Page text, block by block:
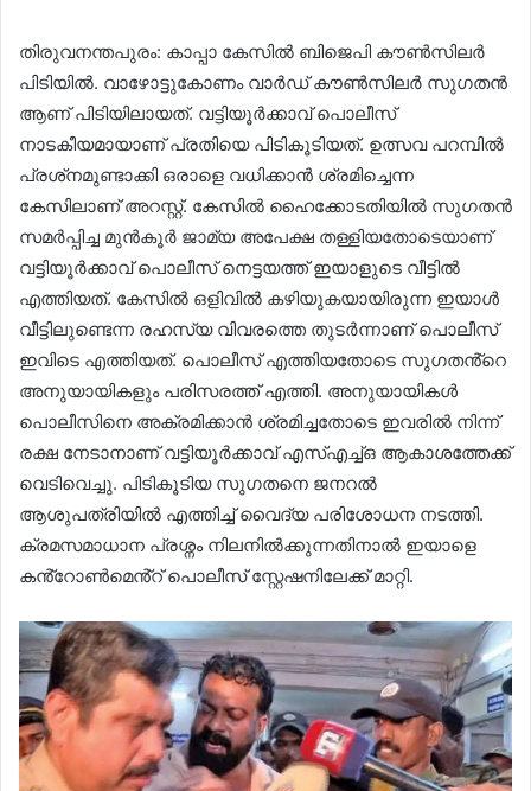
തിരുവനന്തപുരം: കാപ്പാ കേസിൽ ബിജെപി കൗൺസിലർ
പിടിയിൽ. വാഴോട്ടുകോണം വാർഡ് കൗൺസിലർ സുഗതൻ
ആണ് പിടിയിലായത്. വട്ടിയൂർക്കാവ് പൊലീസ്
നാടകീയമായാണ് പ്രതിയെ പിടികൂടിയത്. ഉത്സവ പറമ്പിൽ
പ്രശ്‌നമുണ്ടാക്കി ഒരാളെ വധിക്കാൻ ശ്രമിച്ചെന്ന
കേസിലാണ് അറസ്റ്റ്. കേസിൽ ഹൈക്കോടതിയിൽ സുഗതൻ
സമർപ്പിച്ച മുൻകൂർ ജാമ്യ അപേക്ഷ തള്ളിയതോടെയാണ്
വട്ടിയൂർക്കാവ് പൊലീസ് നെട്ടയത്ത് ഇയാളുടെ വീട്ടിൽ
എത്തിയത്. കേസിൽ ഒളിവിൽ കഴിയുകയായിരുന്ന ഇയാൾ
വീട്ടിലുണ്ടെന്ന രഹസ്യ വിവരത്തെ തുടർന്നാണ് പൊലീസ്
ഇവിടെ എത്തിയത്. പൊലീസ് എത്തിയതോടെ സുഗതൻ്റെ
അനുയായികളും പരിസരത്ത് എത്തി. അനുയായികൾ
പൊലീസിനെ അക്രമിക്കാൻ ശ്രമിച്ചതോടെ ഇവരിൽ നിന്ന്
രക്ഷ നേടാനാണ് വട്ടിയൂർക്കാവ് എസ്എച്ച്ഒ ആകാശത്തേക്ക്
വെടിവെച്ചു. പിടികൂടിയ സുഗതനെ ജനറൽ
ആശുപത്രിയിൽ എത്തിച്ച് വൈദ്യ പരിശോധന നടത്തി.
ക്രമസമാധാന പ്രശ്നം നിലനിൽക്കുന്നതിനാൽ ഇയാളെ
കൻ്റോൺമെൻ്റ് പൊലീസ് സ്റ്റേഷനിലേക്ക് മാറ്റി.